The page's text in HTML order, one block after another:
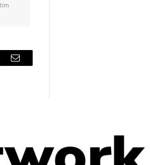
Email